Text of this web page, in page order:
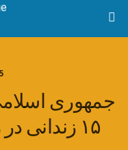
جمهوری
۱۵ زندانی در زندان قزلحصار کرج